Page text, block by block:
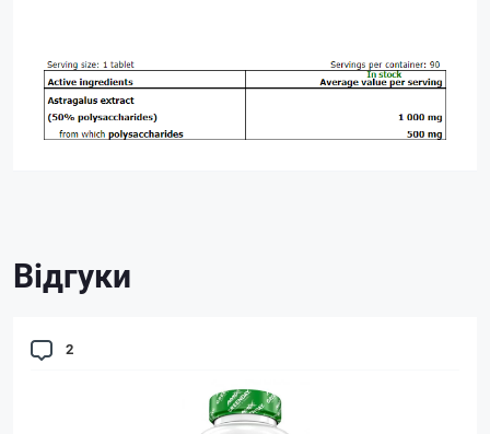
Відгуки
2